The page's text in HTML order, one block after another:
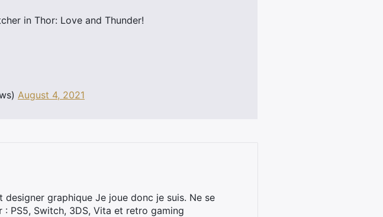
in Thor: Love and Thunder!
August 4, 2021
graphique Je joue donc je suis. Ne se
PS5, Switch, 3DS, Vita et retro gaming